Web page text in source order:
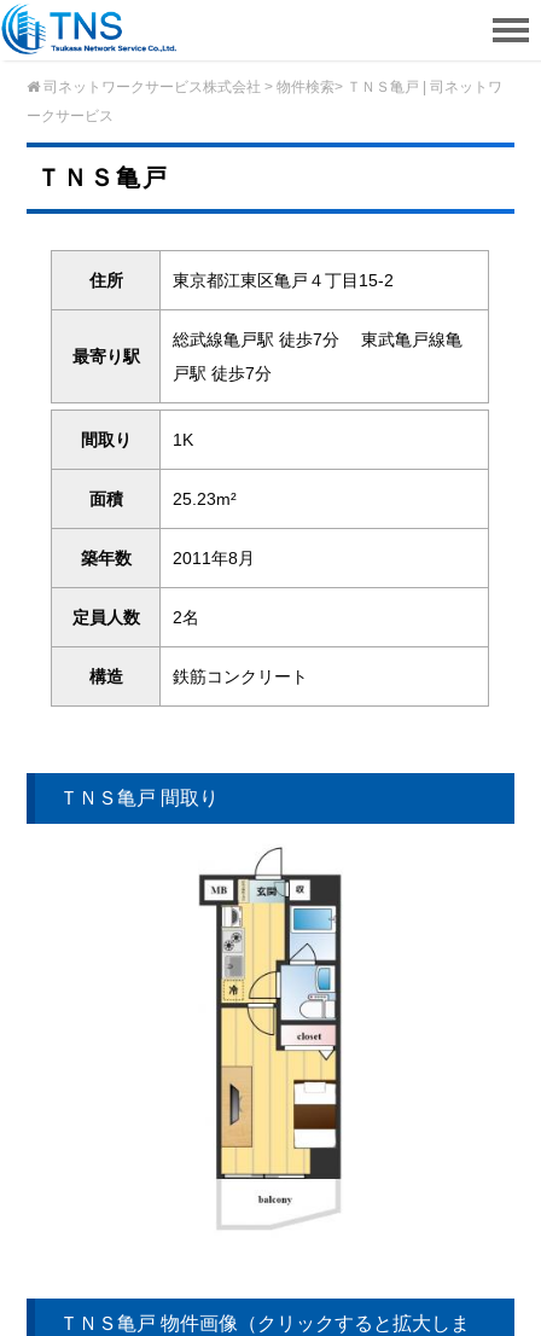
司ネットワークサービス株式会社 > 物件検索> ＴＮＳ亀戸 | 司ネットワ
ークサービス
ＴＮＳ亀戸
住所 東京都江東区亀戸４丁目15-2
最寄り駅
総武線亀戸駅 徒歩7分 東武亀戸線亀
戸駅 徒歩7分
間取り 1K
面積 25.23m²
築年数 2011年8月
定員人数 2名
構造 鉄筋コンクリート
ＴＮＳ亀戸 間取り
ＴＮＳ亀戸 物件画像（クリックすると拡大しま